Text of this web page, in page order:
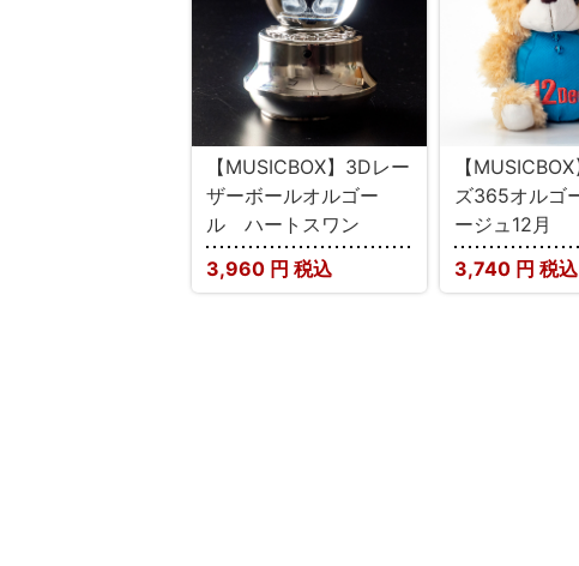
【MUSICBOX】3Dレー
ザーボールオルゴー
ル ハートスワン
3,960 円 税込
【
ズ365オル
ージュ12月
3,740 円 税込